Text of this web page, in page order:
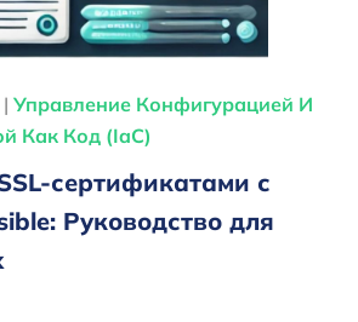
Управление Конфигурацией И
Как Код (IaC)
сертификатами с
Руководство для